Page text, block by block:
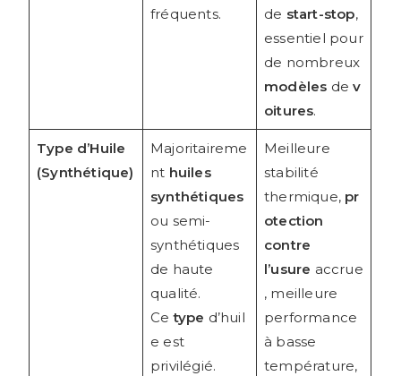
fréquents.
de start-stop,
essentiel pour
de nombreux
modèles dev
oitures.
Type d’Huile
(Synthétique)
Majoritaireme
nt huiles
synthétiques
ou semi-
synthétiques
de haute
qualité.
Cetype d’huil
e est
privilégié.
Meilleure
stabilité
thermique, pr
otection
contre
l’usure accrue
, meilleure
performance
à basse
température,